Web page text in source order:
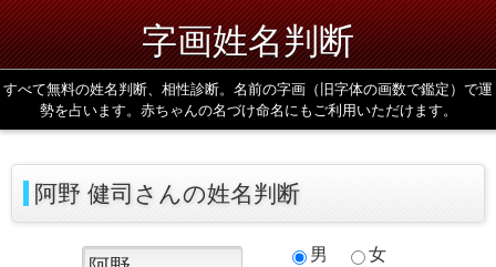
字画姓名判断
すべて無料の姓名判断、相性診断。名前の字画（旧字体の画数で鑑定）で運
勢を占います。赤ちゃんの名づけ命名にもご利用いただけます。
阿野 健司さんの姓名判断
男 女